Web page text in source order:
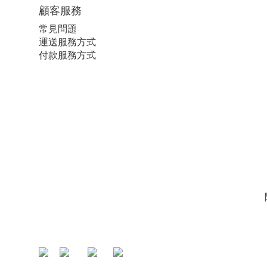
顧客服務
常見問題
運送服務方式
付款服務方式